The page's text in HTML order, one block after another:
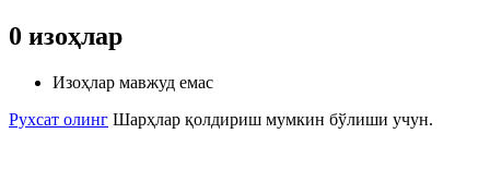
0 изоҳлар
Изоҳлар мавжуд емас
Рухсат олинг Шарҳлар қолдириш мумкин бўлиши учун.